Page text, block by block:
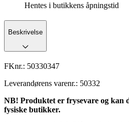
Hentes i butikkens åpningstid
Beskrivelse
FKnr.: 50330347
Leverandørens varenr.: 50332
NB! Produktet er frysevare og kan
fysiske butikker.